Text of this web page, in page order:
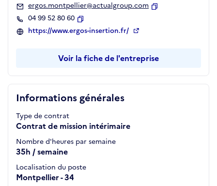
Informations générales
Type de contrat
Contrat de mission intérimaire
Nombre d'heures par semaine
35h / semaine
Localisation du poste
Montpellier - 34
ergos.montpellier@actualgroup.com
04 99 52 80 60
Copier
https://www.ergos-insertion.fr/
Voir la fiche de l'entreprise